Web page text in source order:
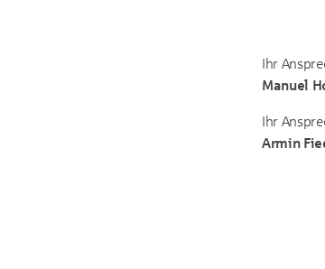
Ihr
Manuel
Ihr
Armin